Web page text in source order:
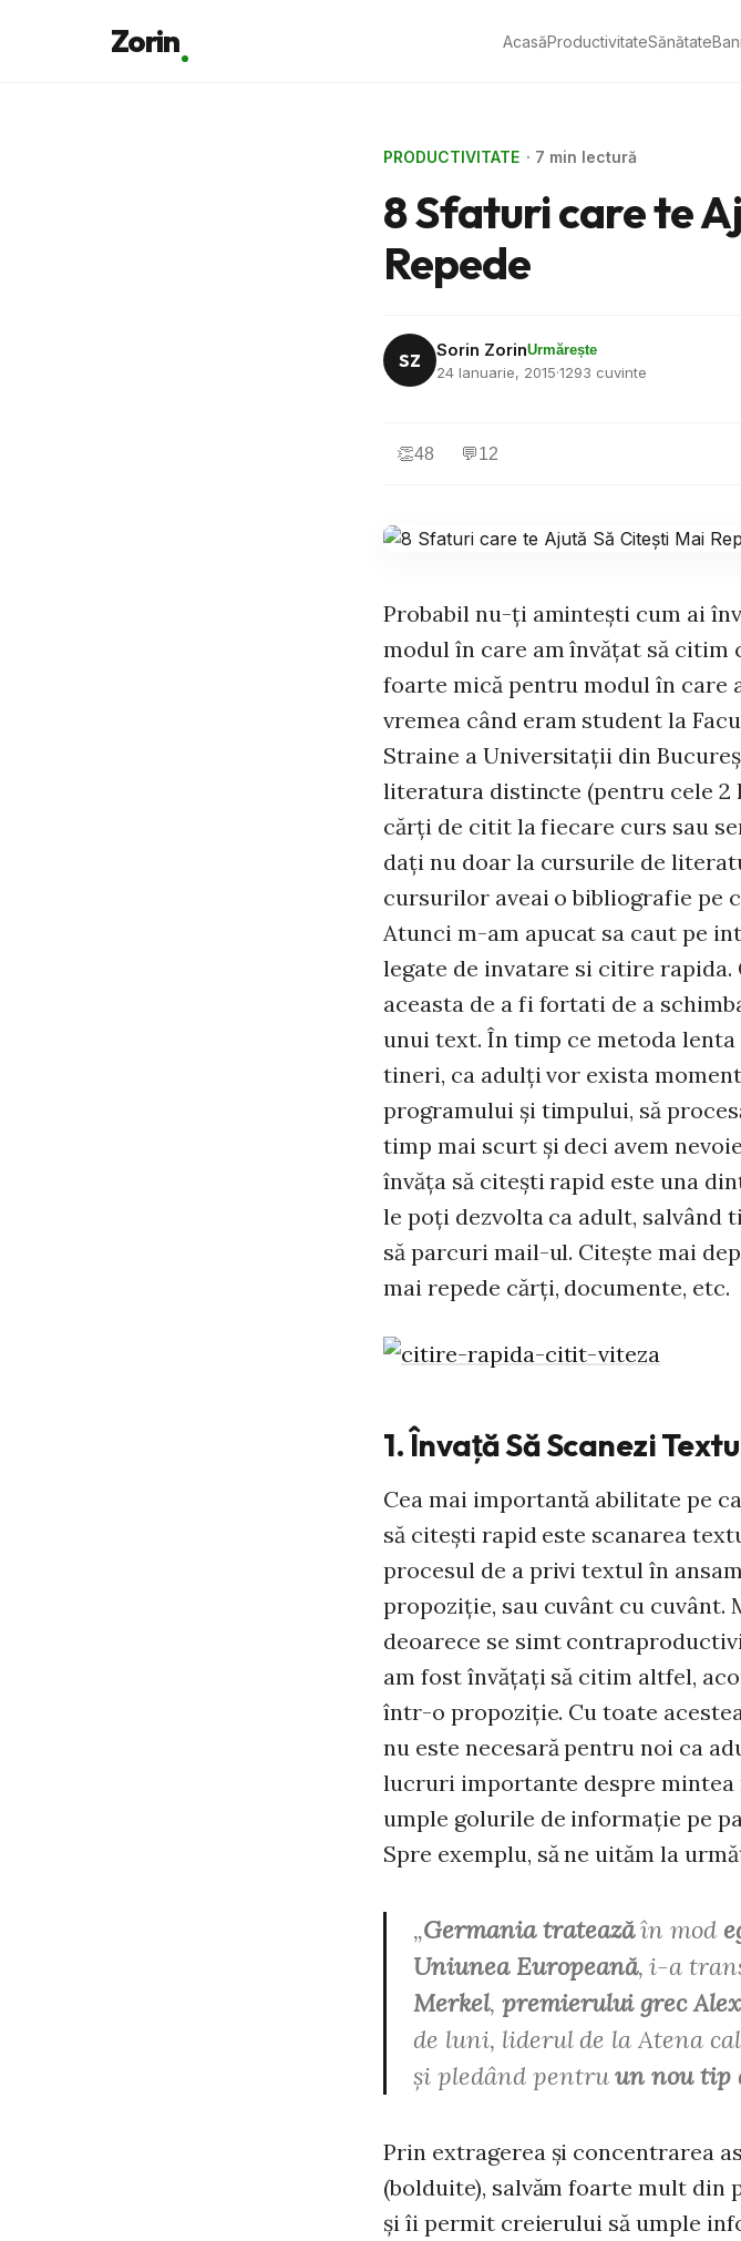
Zorin AcasăProductivitateSănătateBani
PRODUCTIVITATE · 7 min lectură
8 Sfaturi care te
Repede
SZ Sorin ZorinUrmărește
24 Ianuarie, 2015·1293 cuvinte
👏48 💬12
Probabil nu-ţi aminteşti cum ai
modul în care am învăţat să citim
foarte mică pentru modul în care
vremea când eram student la
Straine a Universitaţii din
literatura distincte (pentru cele 2
cărţi de citit la fiecare curs sau
daţi nu doar la cursurile de
cursurilor aveai o bibliografie pe
Atunci m-am apucat sa caut pe
legate de invatare si citire
aceasta de a fi fortati de a
unui text. În timp ce metoda
tineri, ca adulţi vor exista
programului şi timpului, să
timp mai scurt şi deci avem
învăţa să citeşti rapid este una
le poţi dezvolta ca adult, salvând
să parcuri mail-ul. Citeşte mai
mai repede cărţi, documente, etc.
1. Învaţă Să Scanezi
Cea mai importantă abilitate pe
să citeşti rapid este scanarea
procesul de a privi textul în
propoziţie, sau cuvânt cu cuvânt.
deoarece se simt
am fost învăţaţi să citim altfel,
într-o propoziţie. Cu toate
nu este necesară pentru noi ca
lucruri importante despre mintea
umple golurile de informaţie pe
Spre exemplu, să ne uităm la
„Germania trateazăîn mod
Uniunea Europeană, i-a
Merkel, premierului grec
de luni, liderul de la Atena
şi pledând pentruun nou tip
Prin extragerea şi concentrarea
(bolduite), salvăm foarte mult
şi îi permit creierului să umple